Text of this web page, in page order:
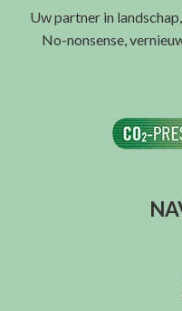
Uw partner in
No-nonsense,